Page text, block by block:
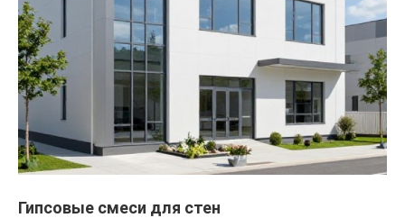
Гипсовые смеси для стен